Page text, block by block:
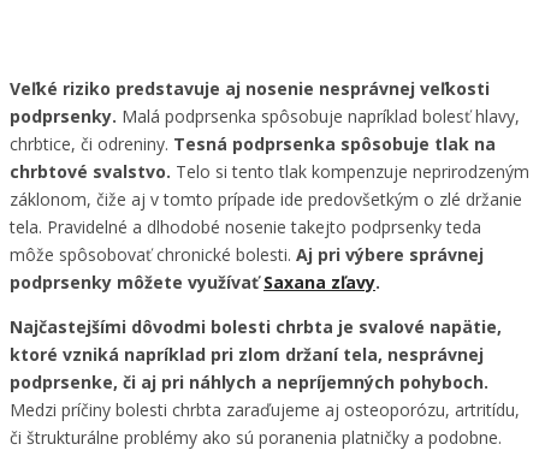
Veľké riziko predstavuje aj nosenie nesprávnej veľkosti
podprsenky. Malá podprsenka spôsobuje napríklad bolesť hlavy,
chrbtice, či odreniny. Tesná podprsenka spôsobuje tlak na
chrbtové svalstvo. Telo si tento tlak kompenzuje neprirodzeným
záklonom, čiže aj v tomto prípade ide predovšetkým o zlé držanie
tela. Pravidelné a dlhodobé nosenie takejto podprsenky teda
môže spôsobovať chronické bolesti. Aj pri výbere správnej
podprsenky môžete využívaťSaxana zľavy.
Najčastejšími dôvodmi bolesti chrbta je svalové napätie,
ktoré vzniká napríklad pri zlom držaní tela, nesprávnej
podprsenke, či aj pri náhlych a nepríjemných pohyboch.
Medzi príčiny bolesti chrbta zaraďujeme aj osteoporózu, artritídu,
či štrukturálne problémy ako sú poranenia platničky a podobne.